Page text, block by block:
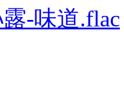
-味道.flac